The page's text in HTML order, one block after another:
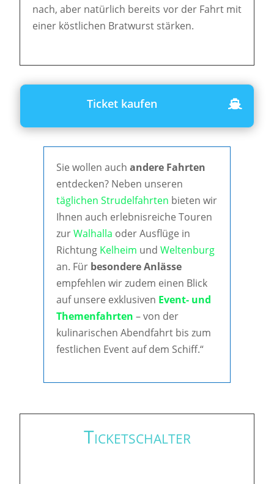
nach, aber natürlich bereits vor der Fahrt mit
einer köstlichen Bratwurst stärken.
Ticket kaufen
Sie wollen auch andere Fahrten
entdecken? Neben unseren
täglichen Strudelfahrten bieten wir
Ihnen auch erlebnisreiche Touren
zurWalhalla oder Ausflüge in
Richtung Kelheim und Weltenburg
an. Für besondere Anlässe
empfehlen wir zudem einen Blick
auf unsere exklusiven Event- und
Themenfahrten – von der
kulinarischen Abendfahrt bis zum
festlichen Event auf dem Schiff.“
Ticketschalter